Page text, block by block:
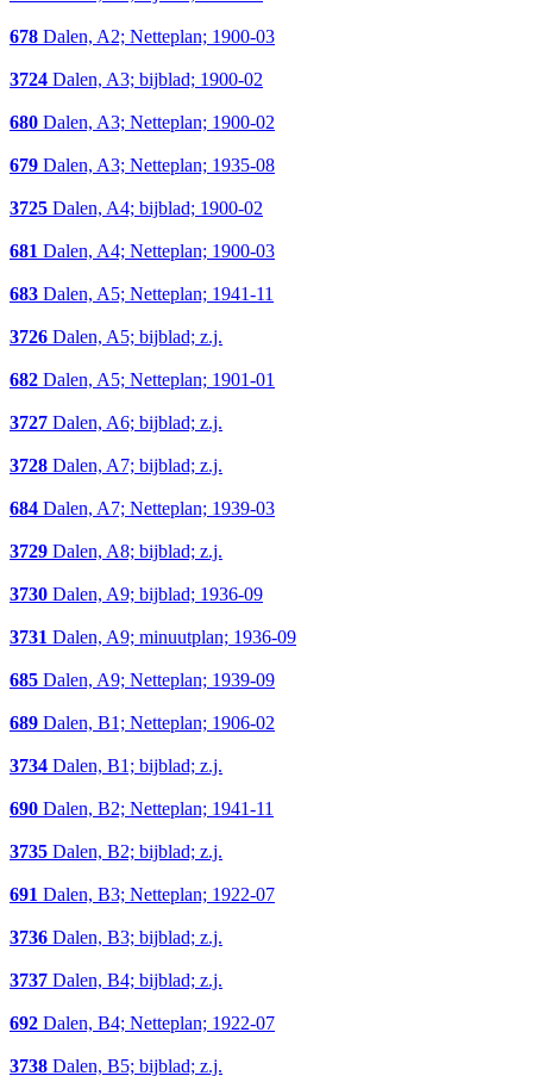
678 Dalen, A2; Netteplan; 1900-03
3724 Dalen, A3; bijblad; 1900-02
680 Dalen, A3; Netteplan; 1900-02
679 Dalen, A3; Netteplan; 1935-08
3725 Dalen, A4; bijblad; 1900-02
681 Dalen, A4; Netteplan; 1900-03
683 Dalen, A5; Netteplan; 1941-11
3726 Dalen, A5; bijblad; z.j.
682 Dalen, A5; Netteplan; 1901-01
3727 Dalen, A6; bijblad; z.j.
3728 Dalen, A7; bijblad; z.j.
684 Dalen, A7; Netteplan; 1939-03
3729 Dalen, A8; bijblad; z.j.
3730 Dalen, A9; bijblad; 1936-09
3731 Dalen, A9; minuutplan; 1936-09
685 Dalen, A9; Netteplan; 1939-09
689 Dalen, B1; Netteplan; 1906-02
3734 Dalen, B1; bijblad; z.j.
690 Dalen, B2; Netteplan; 1941-11
3735 Dalen, B2; bijblad; z.j.
691 Dalen, B3; Netteplan; 1922-07
3736 Dalen, B3; bijblad; z.j.
3737 Dalen, B4; bijblad; z.j.
692 Dalen, B4; Netteplan; 1922-07
3738 Dalen, B5; bijblad; z.j.